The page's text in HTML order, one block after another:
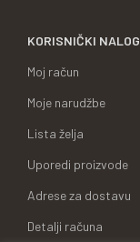
KORISNIČKI NALOG
Moj račun
Moje narudžbe
Lista želja
Uporedi proizvode
Adrese za dostavu
Detalji računa